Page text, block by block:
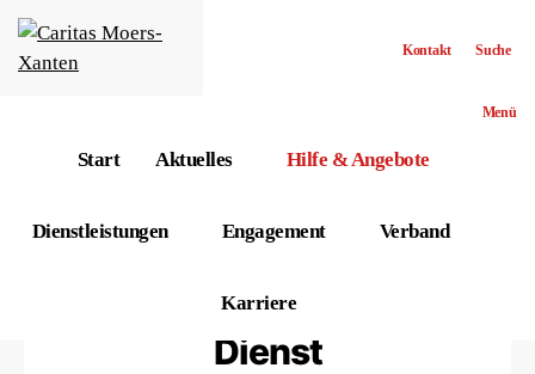
Menü
Start Aktuelles Hilfe & Angebote
Dienstleistungen Engagement Verband
Karriere
Kontakt Suche
Familienbegleitender
Dienst